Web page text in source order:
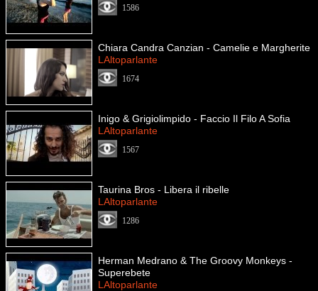
1586
Chiara Candra Canzian - Camelie e Margherite
LAltoparlante
1674
Inigo & Grigiolimpido - Faccio Il Filo A Sofia
LAltoparlante
1567
Taurina Bros - Libera il ribelle
LAltoparlante
1286
Herman Medrano & The Groovy Monkeys -
Superebete
LAltoparlante